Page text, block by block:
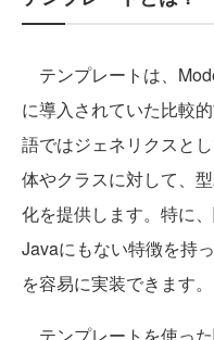
テンプレートは、
に導入されていた比較
語ではジェネリクスと
体やクラスに対して、
化を提供します。特に
Javaにもない特徴を持
を容易に実装できます。